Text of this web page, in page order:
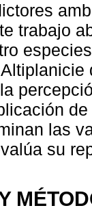
trabajo
las
su